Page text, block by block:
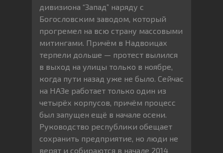
дивизиона “Запад” наряду с
Богословским заводом, который
прогремел на всю страну массовыми
митингами. Причём в Надвоицах
терпели дольше — протест вылился
в выход на улицы только в ноябре,
когда пути назад уже не было. Сейчас
на НАЗе работает только один из
четырёх корпусов, причём процесс
был запущен ещё в начале осени.
Руководство республики обещает
сохранить предприятие, но люди не
верят и собираются в начале 2014